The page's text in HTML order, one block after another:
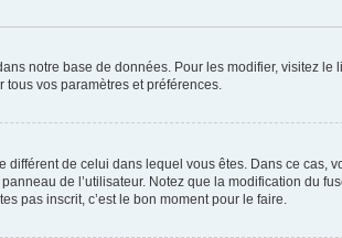
notre base de données. Pour les modifier, visitez le
vos paramètres et préférences.
différent de celui dans lequel vous êtes. Dans ce
de l’utilisateur. Notez que la modification du
pas inscrit, c’est le bon moment pour le faire.